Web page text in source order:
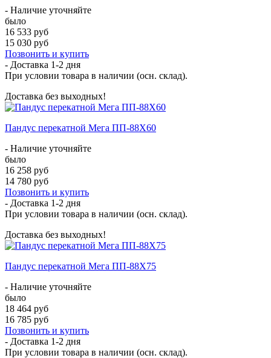
- Наличие уточняйте
было
16 533 руб
15 030 руб
Позвонить и купить
- Доставка 1-2 дня
При условии товара в наличии (осн. склад).
Доставка без выходных!
Пандус перекатной Мега ПП-88Х60
- Наличие уточняйте
было
16 258 руб
14 780 руб
Позвонить и купить
- Доставка 1-2 дня
При условии товара в наличии (осн. склад).
Доставка без выходных!
Пандус перекатной Мега ПП-88Х75
- Наличие уточняйте
было
18 464 руб
16 785 руб
Позвонить и купить
- Доставка 1-2 дня
При условии товара в наличии (осн. склад).